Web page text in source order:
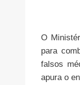
O
para
falsos
apura o